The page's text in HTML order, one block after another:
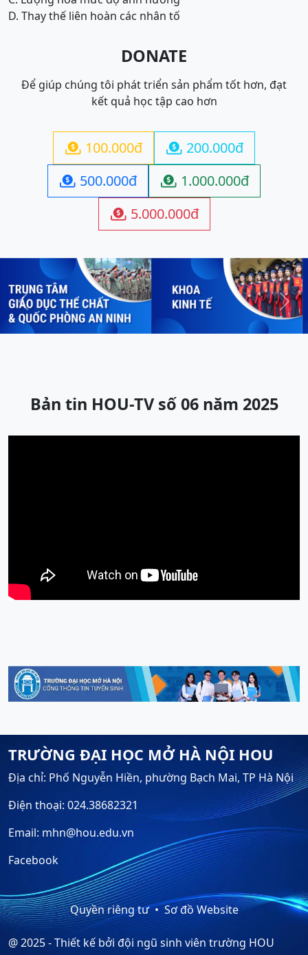
D. Thay thế liên hoàn các nhân tố
DONATE
Để giúp chúng tôi phát triển sản phẩm tốt hơn, đạt
kết quả học tập cao hơn
 100.000đ  200.000đ
 500.000đ  1.000.000đ
 5.000.000đ
Previous Next
Bản tin HOU-TV số 06 năm 2025
TRƯỜNG ĐẠI HỌC MỞ HÀ NỘI HOU
Địa chỉ: Phố Nguyễn Hiền, phường Bạch Mai, TP Hà Nội
Điện thoại: 024.38682321
Email: mhn@hou.edu.vn
Facebook
Quyền riêng tư Sơ đồ Website
@ 2025 - Thiết kế bởi đội ngũ sinh viên trường HOU